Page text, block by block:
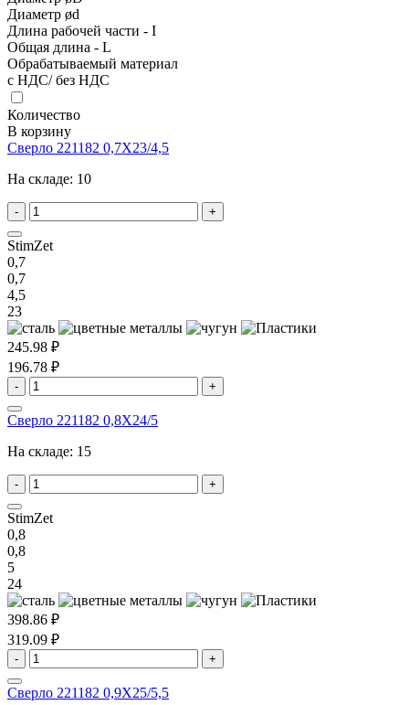
Диаметр ød
Длина рабочей части - I
Общая длина - L
Обрабатываемый материал
с НДС/ без НДС
Количество
В корзину
Сверло 221182 0,7X23/4,5
На складе: 10
- +
StimZet
0,7
0,7
4,5
23
245.98 ₽
196.78 ₽
- +
Сверло 221182 0,8X24/5
На складе: 15
- +
StimZet
0,8
0,8
5
24
398.86 ₽
319.09 ₽
- +
Сверло 221182 0,9X25/5,5